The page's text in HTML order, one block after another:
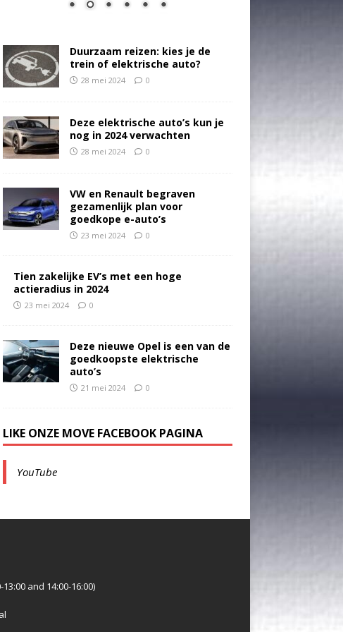
Duurzaam reizen: kies je de
trein of elektrische auto?
28 mei 2024 0
Deze elektrische auto’s kun je
nog in 2024 verwachten
28 mei 2024 0
VW en Renault begraven
gezamenlijk plan voor
goedkope e-auto’s
23 mei 2024 0
Tien zakelijke EV’s met een hoge
actieradius in 2024
23 mei 2024 0
Deze nieuwe Opel is een van de
goedkoopste elektrische
auto’s
21 mei 2024 0
LIKE ONZE MOVE FACEBOOK PAGINA
YouTube
and 14:00-16:00)